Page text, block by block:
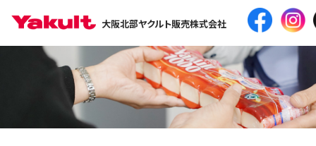
大阪北部ヤクルト販売株式会社